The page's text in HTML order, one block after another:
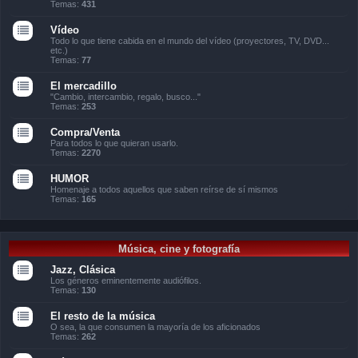
Temas: 431
Vídeo
Todo lo que tiene cabida en el mundo del vídeo (proyectores, TV, DVD...
etc.)
Temas: 77
El mercadillo
"Cambio, intercambio, regalo, busco..."
Temas: 253
Compra/Venta
Para todos lo que quieran usarlo.
Temas: 2270
HUMOR
Homenaje a todos aquellos que saben reírse de sí mismos
Temas: 165
Música, cine y fotografía
Jazz, Clásica
Los géneros eminentemente audiófilos.
Temas: 130
El resto de la música
O sea, la que consumen la mayoría de los aficionados
Temas: 262